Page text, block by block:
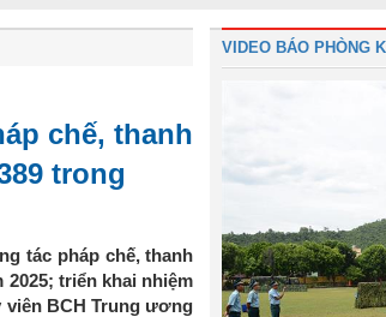
chế, thanh
trong
tác pháp chế, thanh
2025; triển khai nhiệm
BCH Trung ương
VIDEO BÁO PHÒNG